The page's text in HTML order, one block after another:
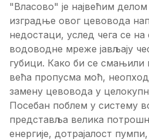
"Власово" је највећим
изградње овог цевовода
недостаци, услед чега се
водоводне мреже јављају
губици. Како би се смањили
већа пропусма моћ,
замену цевовода у
Посебан поблем у систему
представља велика
енергије, дотрајалост